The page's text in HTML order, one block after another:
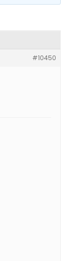
#10450